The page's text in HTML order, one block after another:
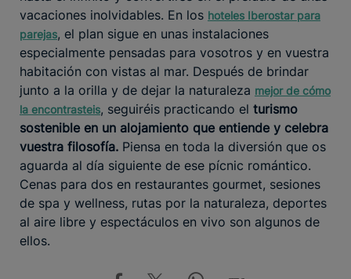
vacaciones inolvidables. En los hoteles Iberostar para
parejas, el plan sigue en unas instalaciones
especialmente pensadas para vosotros y en vuestra
habitación con vistas al mar. Después de brindar
junto a la orilla y de dejar la naturaleza mejor de cómo
la encontrasteis, seguiréis practicando el turismo
sostenible en un alojamiento que entiende y celebra
vuestra filosofía. Piensa en toda la diversión que os
aguarda al día siguiente de ese pícnic romántico.
Cenas para dos en restaurantes gourmet, sesiones
de spa y wellness, rutas por la naturaleza, deportes
al aire libre y espectáculos en vivo son algunos de
ellos.